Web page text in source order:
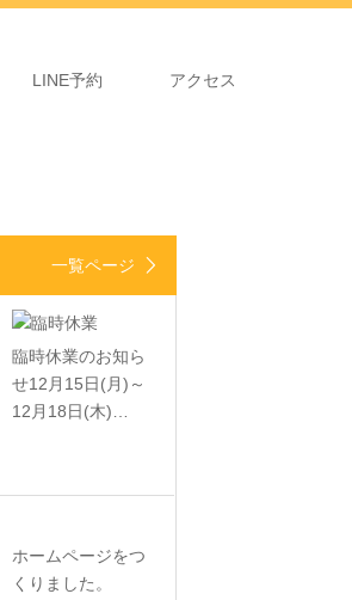
LINE予約 アクセス
一覧ページ
臨時休業のお知ら
せ12月15日(月)～
12月18日(木)…
ホームページをつ
くりました。